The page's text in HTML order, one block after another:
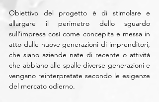
Obiettivo del progetto è di stimolare e
allargare il perimetro dello sguardo
sull’impresa così come concepita e messa in
atto dalle nuove generazioni di imprenditori,
che siano aziende nate di recente o attività
che abbiano alle spalle diverse generazioni e
vengano reinterpretate secondo le esigenze
del mercato odierno.